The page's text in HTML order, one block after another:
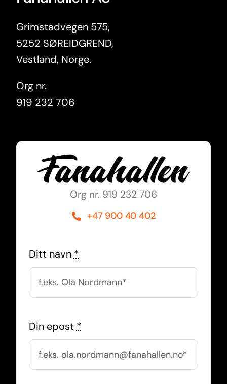
Grimstadvegen 575,
5252 SØREIDGREND,
Vestland, Norge.
Org nr.
919 232 706
Org nr. 919 232 706
+47 900 40 402
Ditt navn *
Din epost *